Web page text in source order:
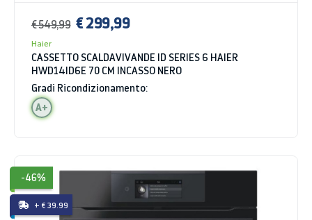
€ 549,99 € 299,99
Haier
CASSETTO SCALDAVIVANDE ID SERIES 6 HAIER
HWD14ID6E 70 CM INCASSO NERO
Gradi Ricondizionamento:
A+
-46%
+ € 39.99